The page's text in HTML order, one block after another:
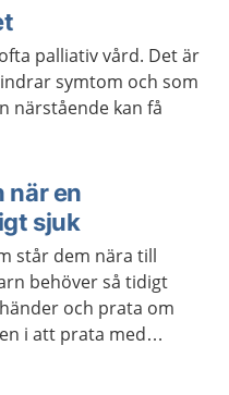
palliativ vård. Det är
symtom och som
närstående kan få
när en
sjuk
står dem nära till
behöver så tidigt
och prata om
i att prata med